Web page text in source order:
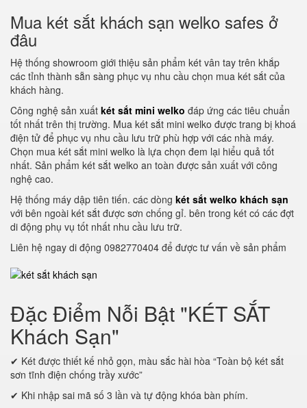
Mua két sắt khách sạn welko safes ở
đâu
Hệ thống showroom giới thiệu sản phẩm két vân tay trên khắp
các tỉnh thành sẵn sàng phục vụ nhu cầu chọn mua két sắt của
khách hàng.
Công nghệ sản xuất két sắt mini welko đáp ứng các tiêu chuẩn
tốt nhất trên thị trường. Mua két sắt mini welko được trang bị khoá
điện tử để phục vụ nhu cầu lưu trữ phù hợp với các nhà máy.
Chọn mua két sắt mini welko là lựa chọn đem lại hiểu quả tốt
nhất. Sản phẩm két sắt welko an toàn được sản xuất với công
nghệ cao.
Hệ thống máy dập tiên tiến. các dòng két sắt welko khách sạn
với bên ngoài két sắt được sơn chống gỉ. bên trong két có các đợt
di động phụ vụ tốt nhất nhu cầu lưu trữ.
Liên hệ ngay di động 0982770404 để được tư vấn về sản phẩm
Đặc Điểm Nỗi Bật "KÉT SẮT
Khách Sạn"
✔ Két được thiết kế nhỏ gọn, màu sắc hài hòa “Toàn bộ két sắt
sơn tĩnh điện chống trầy xước”
✔ Khi nhập sai mã số 3 lần và tự động khóa bàn phím.